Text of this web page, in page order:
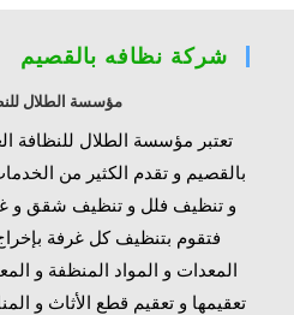
شركة نظافه بالقصيم
مؤسسة الطلال
تعتبر مؤسسة الطلال للنظافة
بالقصيم و تقدم الكثير من
و تنظيف فلل و تنظيف شقق و
فتقوم بتنظيف كل غرفة
المعدات و المواد المنظفة و
تعقيمها و تعقيم قطع الأثاث و